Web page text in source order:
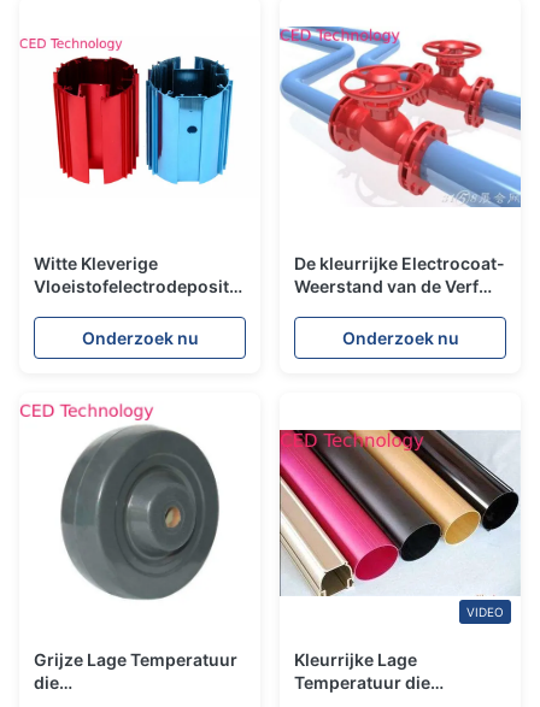
Witte Kleverige
Vloeistofelectrodeposition
Agglomeratie met een
laag bedekt
Onderzoek nu
De kleurrijke Electrocoat-
Weerstand van de Verf
Weatherability
Onderzoek nu
Grijze Lage Temperatuur
die
VIDEO
Kleurrijke Lage
Temperatuur die